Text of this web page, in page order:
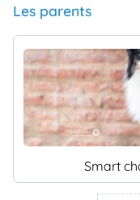
Les parents
Smart